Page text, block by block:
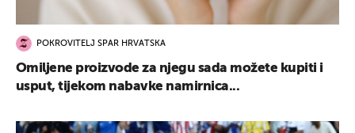
POKROVITELJ SPAR HRVATSKA
Omiljene proizvode za njegu sada možete kupiti i
usput, tijekom nabavke namirnica...